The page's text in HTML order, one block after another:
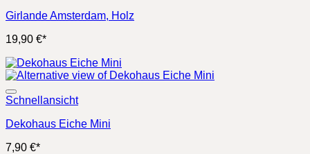
Girlande Amsterdam, Holz
19,90 €*
Schnellansicht
Dekohaus Eiche Mini
7,90 €*